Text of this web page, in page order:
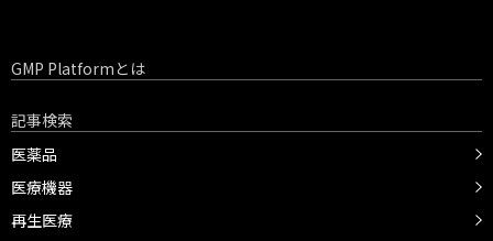
GMP Platformとは
記事検索
医薬品
医療機器
再生医療